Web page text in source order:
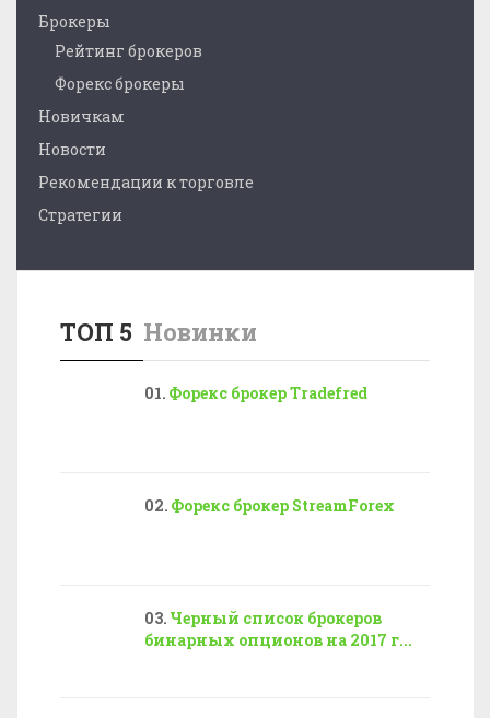
Брокеры
Рейтинг брокеров
Форекс брокеры
Новичкам
Новости
Рекомендации к торговле
Стратегии
ТОП 5 Новинки
Форекс брокер Tradefred
Форекс брокер StreamForex
Черный список брокеров
бинарных опционов на 2017 г...